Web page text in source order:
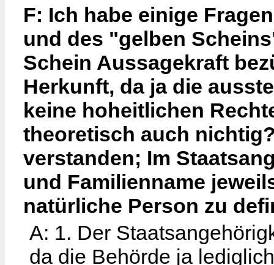
F: Ich habe einige
und des "gelben
Schein Aussagekraft
Herkunft, da ja die
keine hoheitlichen
theoretisch auch
verstanden; Im
und Familienname
natürliche Person zu
A: 1. Der
da die Behörde ja